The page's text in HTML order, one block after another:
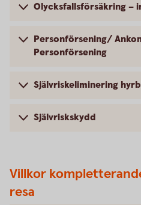
Olycksfallsförsäkring –
Personförsening/
Personförsening
Självriskeliminering
Självriskskydd
Villkor
resa